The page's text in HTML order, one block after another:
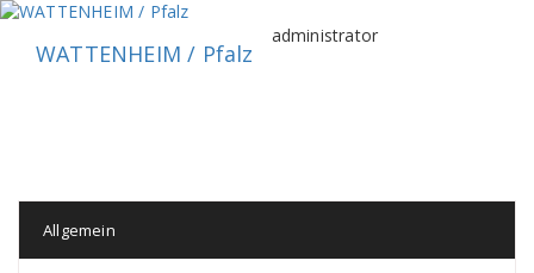
Zum
springenWATTENHEIM / Pfalz
administrator
Allgemein